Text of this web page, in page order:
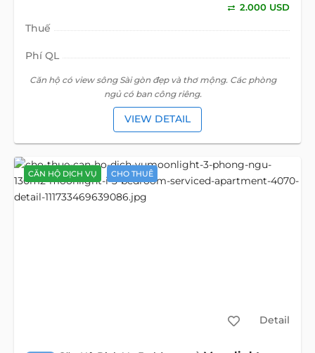
2.000 USD
Thuế
Phí QL
Căn hộ có view sông Sài gòn đẹp và thơ mộng. Các phòng
ngủ có ban công riêng.
VIEW DETAIL
CĂN HỘ DỊCH VỤ CHO THUÊ
Detail